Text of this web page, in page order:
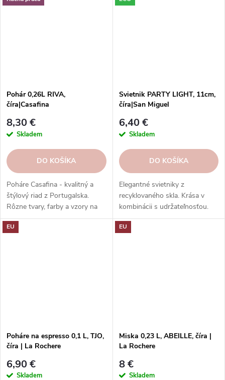
Pohár 0,26L RIVA,
číra|Casafina
8,30 €
Skladem
DO KOŠÍKA
Poháre Casafina - kvalitný a
štýlový riad z Portugalska.
Rôzne tvary, farby a vzory na
každú príležitosť. Poháre
Casafina - radosť zo života.
Svietnik PARTY LIGHT, 11cm,
číra|San Miguel
6,40 €
Skladem
DO KOŠÍKA
Elegantné svietniky z
recyklovaného skla. Krása v
kombinácii s udržateľnosťou.
Preskúmajte našu kolekciu ešte
dnes!
EU
Poháre na espresso 0,1 L, TJO,
číra | La Rochere
6,90 €
Skladem
EU
Miska 0,23 L, ABEILLE, číra |
La Rochere
8 €
Skladem